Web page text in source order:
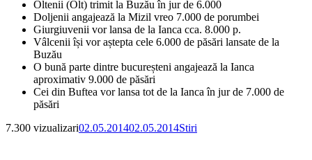
Oltenii (Olt) trimit la Buzău în jur de 6.000
Doljenii angajează la Mizil vreo 7.000 de porumbei
Giurgiuvenii vor lansa de la Ianca cca. 8.000 p.
Vâlcenii își vor aștepta cele 6.000 de păsări lansate de la
Buzău
O bună parte dintre bucureșteni angajează la Ianca
aproximativ 9.000 de păsări
Cei din Buftea vor lansa tot de la Ianca în jur de 7.000 de
păsări
7.300 vizualizariPublicat
02.05.201402.05.2014Categorii
Stiri